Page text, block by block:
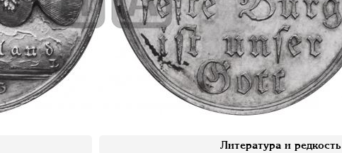
Литература и редкость